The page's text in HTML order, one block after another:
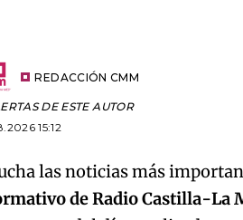
REDACCIÓN CMM
DE ESTE AUTOR
15:12
las noticias más
de Radio Castilla-La